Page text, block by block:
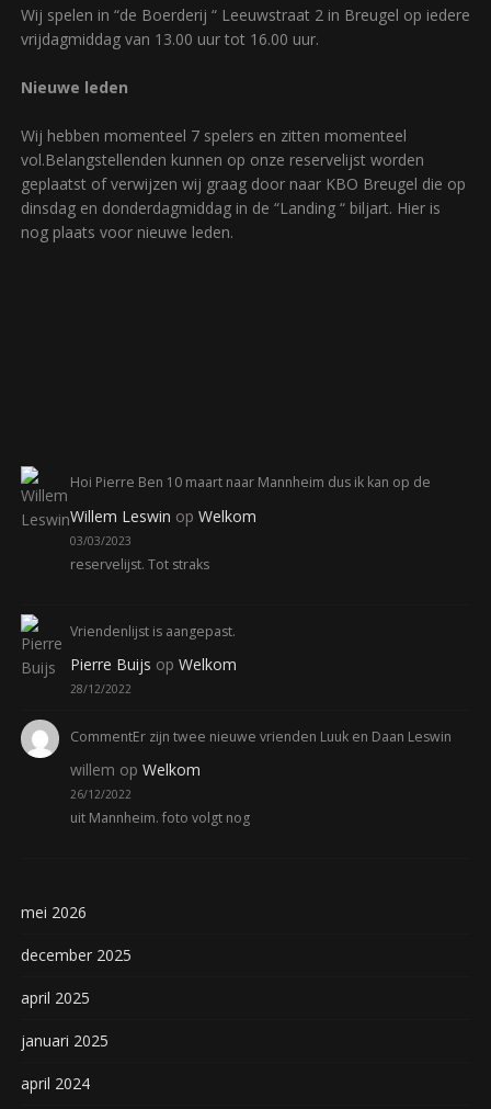
Wij spelen in “de Boerderij “ Leeuwstraat 2 in Breugel op iedere
vrijdagmiddag van 13.00 uur tot 16.00 uur.
Nieuwe leden
Wij hebben momenteel 7 spelers en zitten momenteel
vol.Belangstellenden kunnen op onze reservelijst worden
geplaatst of verwijzen wij graag door naar KBO Breugel die op
dinsdag en donderdagmiddag in de “Landing “ biljart. Hier is
nog plaats voor nieuwe leden.
Willem Leswin opWelkom
03/03/2023
Hoi Pierre Ben 10 maart naar Mannheim dus ik kan op de
reservelijst. Tot straks
Pierre Buijs opWelkom
28/12/2022
Vriendenlijst is aangepast.
willem opWelkom
26/12/2022
CommentEr zijn twee nieuwe vrienden Luuk en Daan Leswin
uit Mannheim. foto volgt nog
mei 2026
december 2025
april 2025
januari 2025
april 2024